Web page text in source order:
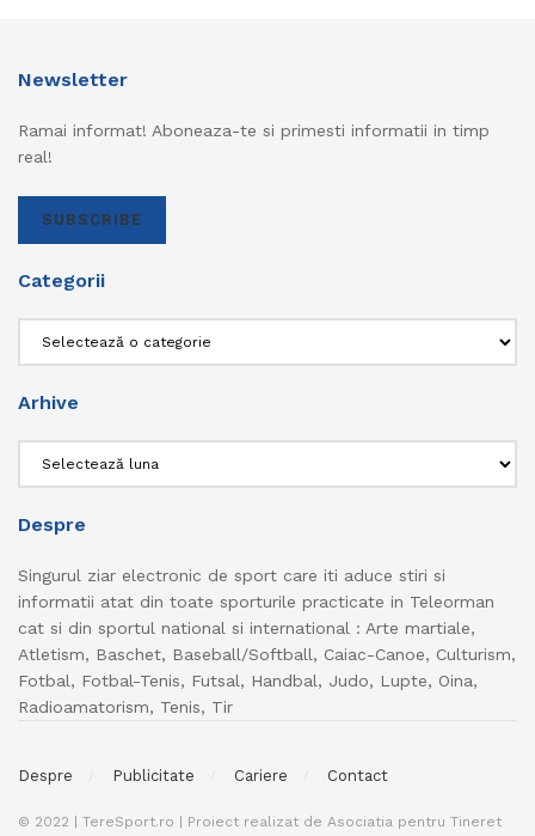
Newsletter
Ramai informat! Aboneaza-te si primesti informatii in timp
real!
SUBSCRIBE
Categorii
Arhive
Despre
Singurul ziar electronic de sport care iti aduce stiri si
informatii atat din toate sporturile practicate in Teleorman
cat si din sportul national si international : Arte martiale,
Atletism, Baschet, Baseball/Softball, Caiac-Canoe, Culturism,
Fotbal, Fotbal-Tenis, Futsal, Handbal, Judo, Lupte, Oina,
Radioamatorism, Tenis, Tir
Despre Publicitate Cariere Contact
© 2022 | TereSport.ro | Proiect realizat de Asociatia pentru Tineret